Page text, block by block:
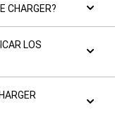
CHARGER?
LOS